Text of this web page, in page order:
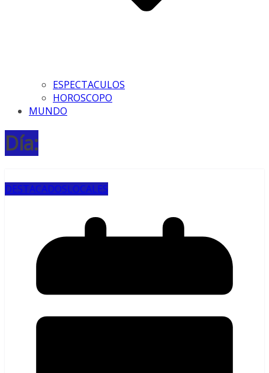
ESPECTACULOS
HOROSCOPO
MUNDO
Día:
DESTACADOSLOCALES